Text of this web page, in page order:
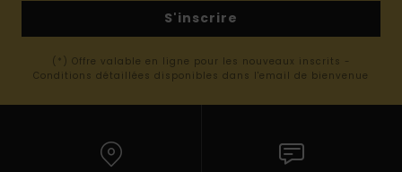
S'inscrire
(*) Offre valable en ligne pour les nouveaux inscrits -
Conditions détaillées disponibles dans l'email de bienvenue